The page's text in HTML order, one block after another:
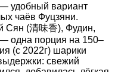
удобный вариант
чаёв Фуцзяни.
Сян (清味香), Фудин,
одна порция на 150–
(с 2022г) шарики
свежий